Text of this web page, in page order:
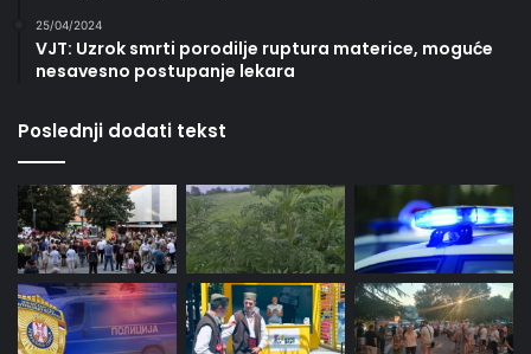
25/04/2024
VJT: Uzrok smrti porodilje ruptura materice, moguće
nesavesno postupanje lekara
Poslednji dodati tekst